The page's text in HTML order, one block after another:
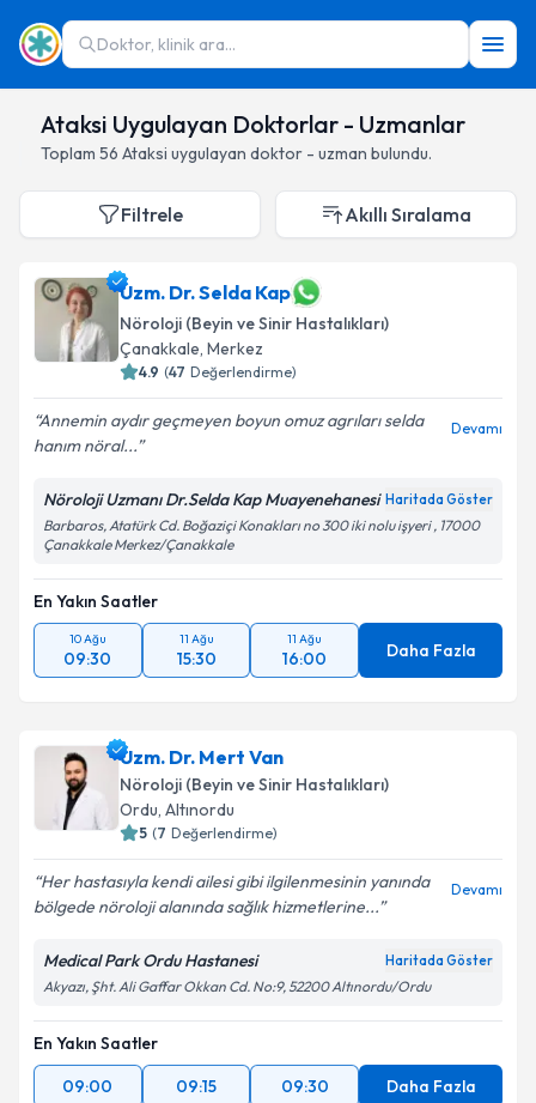
Doktor, klinik ara...
Ataksi Uygulayan Doktorlar - Uzmanlar
Toplam 56 Ataksi uygulayan doktor - uzman bulundu.
Filtrele Akıllı Sıralama
Uzm. Dr. Selda Kap
Nöroloji (Beyin ve Sinir Hastalıkları)
Çanakkale, Merkez
4.9 (47 Değerlendirme)
Annemin aydır geçmeyen boyun omuz agrıları selda
hanım nöral...
Devamı
Nöroloji Uzmanı Dr.Selda Kap Muayenehanesi Haritada Göster
Barbaros, Atatürk Cd. Boğaziçi Konakları no 300 iki nolu işyeri , 17000
Çanakkale Merkez/Çanakkale
En Yakın Saatler
10 Ağu
09:30
11 Ağu
15:30
11 Ağu
16:00 Daha Fazla
Uzm. Dr. Mert Van
Nöroloji (Beyin ve Sinir Hastalıkları)
Ordu, Altınordu
5 (7 Değerlendirme)
Her hastasıyla kendi ailesi gibi ilgilenmesinin yanında
bölgede nöroloji alanında sağlık hizmetlerine...
Devamı
Medical Park Ordu Hastanesi Haritada Göster
Akyazı, Şht. Ali Gaffar Okkan Cd. No:9, 52200 Altınordu/Ordu
En Yakın Saatler
09:00
09:15 09:30 Daha Fazla